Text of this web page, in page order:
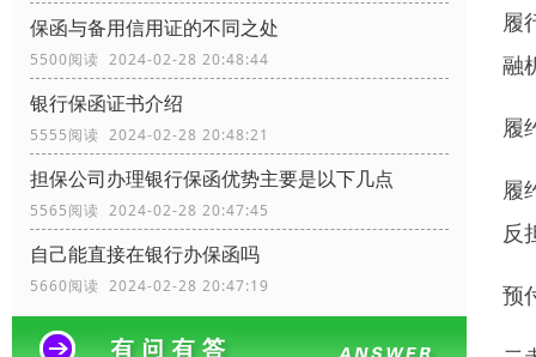
保函与备用信用证的不同之处
5500阅读 2024-02-28 20:48:44
银行保函证书介绍
5555阅读 2024-02-28 20:48:21
担保公司办理银行保函优势主要是以下几点
5565阅读 2024-02-28 20:47:45
自己能直接在银行办保函吗
5660阅读 2024-02-28 20:47:19
履
融
履
履
反
预